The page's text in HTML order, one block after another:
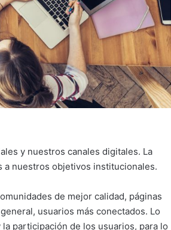
y nuestros canales digitales. La
a nuestros objetivos institucionales.
de mejor calidad, páginas
usuarios más conectados. Lo
participación de los usuarios, para lo